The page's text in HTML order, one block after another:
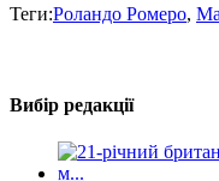
Теги:Роландо Ромеро,
Вибір редакції